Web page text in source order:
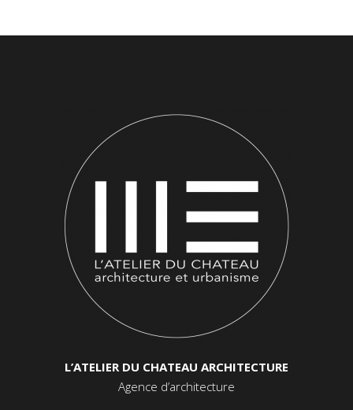
L’ATELIER DU CHATEAU ARCHITECTURE
Agence d’architecture